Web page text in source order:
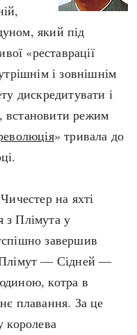
який під
«реставрації
і зовнішнім
дискредитувати і
встановити режим
» тривала до
на яхті
з Плімута у
завершив
Плімут — Сідней —
котра в
плавання. За це
королева